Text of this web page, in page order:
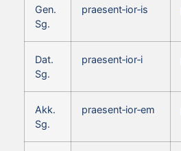
Gen.
Sg.
praesent‑ior‑is
Dat.
Sg.
praesent‑ior‑i
Akk.
Sg.
praesent‑ior‑em